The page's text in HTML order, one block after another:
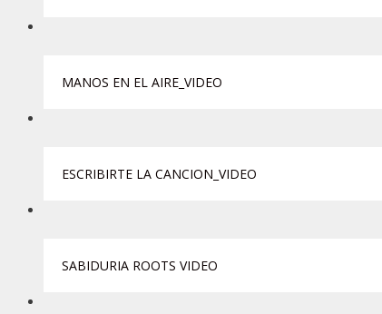
MANOS EN EL AIRE_VIDEO
ESCRIBIRTE LA CANCION_VIDEO
SABIDURIA ROOTS VIDEO